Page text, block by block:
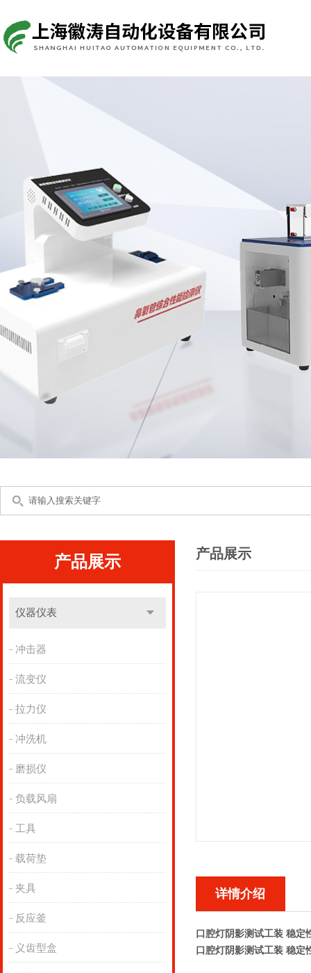
产品展示
仪器仪表
冲击器
流变仪
拉力仪
冲洗机
磨损仪
负载风扇
工具
载荷垫
夹具
反应釜
义齿型盒
产品展示
详情介绍
口腔灯阴影测试工装 稳定
口腔灯阴影测试工装 稳定